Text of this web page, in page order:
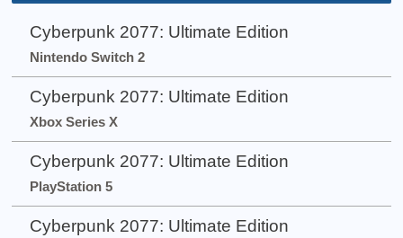
Cyberpunk 2077: Ultimate Edition
Nintendo Switch 2
Cyberpunk 2077: Ultimate Edition
Xbox Series X
Cyberpunk 2077: Ultimate Edition
PlayStation 5
Cyberpunk 2077: Ultimate Edition